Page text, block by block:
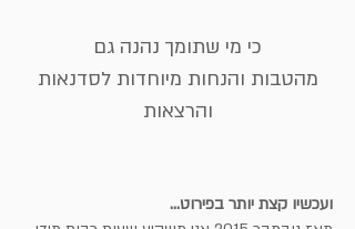
כי מי שתומך נהנה גם
מהטבות והנחות מיוחדות לסדנאות
והרצאות
ועכשיו קצת יותר בפירוט...